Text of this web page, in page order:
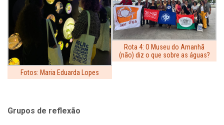
Fotos: Maria Eduarda Lopes
Rota 4: O Museu do Amanhã
(não) diz o que sobre as águas?
Grupos de reflexão